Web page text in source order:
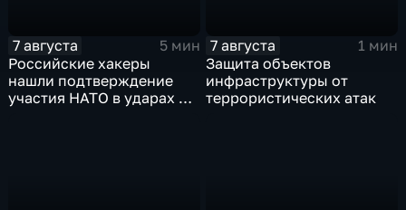
7 августа
5 мин
Российские хакеры
нашли подтверждение
участия НАТО в ударах по
7 августа
1 мин
Защита объектов
инфраструктуры от
террористических атак